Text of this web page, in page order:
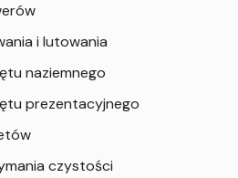
i lutowania
naziemnego
prezentacyjnego
czystości